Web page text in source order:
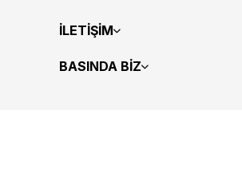
İLETİŞİM
BASINDA BİZ